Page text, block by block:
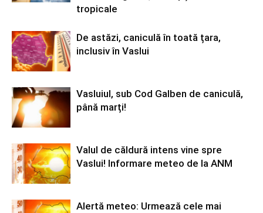
tropicale
De astăzi, caniculă în toată țara,
inclusiv în Vaslui
Vasluiul, sub Cod Galben de caniculă,
până marți!
Valul de căldură intens vine spre
Vaslui! Informare meteo de la ANM
Alertă meteo: Urmează cele mai